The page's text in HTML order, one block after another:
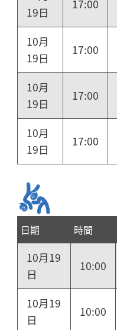
19日
17:00
10月
19日
17:00
10月
19日
17:00
10月
19日
17:00
日期 時間
10月19
日
10:00
10月19
日
10:00